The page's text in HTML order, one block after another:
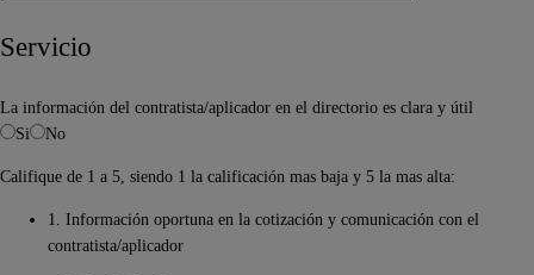
Servicio
La información del contratista/aplicador en el directorio es clara y útil
Si
No
Califique de 1 a 5, siendo 1 la calificación mas baja y 5 la mas alta:
1. Información oportuna en la cotización y comunicación con el
contratista/aplicador